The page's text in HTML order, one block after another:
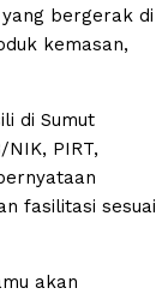
bergerak di
kemasan,
di Sumut
PIRT,
fasilitasi sesuai
akan